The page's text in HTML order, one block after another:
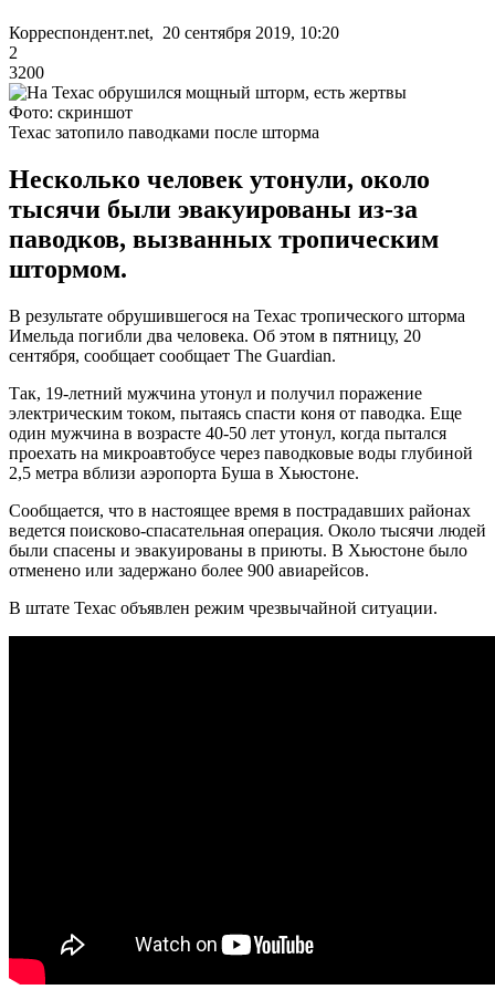
Корреспондент.net, 20 сентября 2019, 10:20
2
3200
Фото: скриншот
Техас затопило паводками после шторма
Несколько человек утонули, около
тысячи были эвакуированы из-за
паводков, вызванных тропическим
штормом.
В результате обрушившегося на Техас тропического шторма
Имельда погибли два человека. Об этом в пятницу, 20
сентября, сообщает сообщает The Guardian.
Так, 19-летний мужчина утонул и получил поражение
электрическим током, пытаясь спасти коня от паводка. Еще
один мужчина в возрасте 40-50 лет утонул, когда пытался
проехать на микроавтобусе через паводковые воды глубиной
2,5 метра вблизи аэропорта Буша в Хьюстоне.
Сообщается, что в настоящее время в пострадавших районах
ведется поисково-спасательная операция. Около тысячи людей
были спасены и эвакуированы в приюты. В Хьюстоне было
отменено или задержано более 900 авиарейсов.
В штате Техас объявлен режим чрезвычайной ситуации.